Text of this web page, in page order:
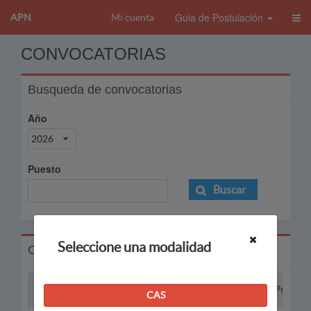
APN Mi cuenta Guia de Postulación
CONVOCATORIAS
Busqueda de convocatorias
Año
2026
Puesto
Buscar
Convocatorias
Puesto
Seleccione una modalidad
CAS